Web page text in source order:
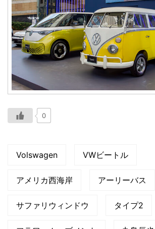
0
Volswagen VWビートル
アメリカ西海岸 アーリーバス
サファリウィンドウ タイプ2